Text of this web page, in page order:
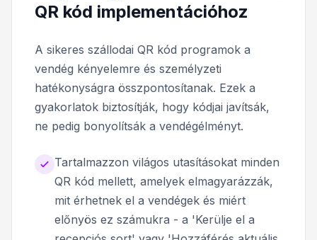
QR kód implementációhoz
A sikeres szállodai QR kód programok a
vendég kényelemre és személyzeti
hatékonyságra összpontosítanak. Ezek a
gyakorlatok biztosítják, hogy kódjai javítsák,
ne pedig bonyolítsák a vendégélményt.
Tartalmazzon világos utasításokat minden
QR kód mellett, amelyek elmagyarázzák,
mit érhetnek el a vendégek és miért
előnyös ez számukra - a 'Kerülje el a